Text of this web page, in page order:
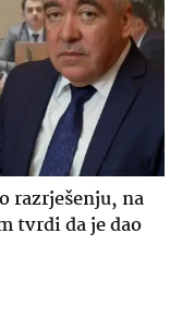
razrješenju, na
tvrdi da je dao